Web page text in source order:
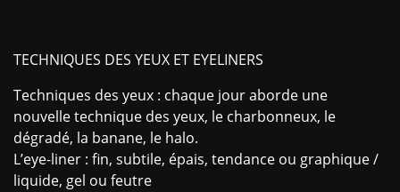
TECHNIQUES DES YEUX ET EYELINERS
Techniques des yeux : chaque jour aborde une
nouvelle technique des yeux, le charbonneux, le
dégradé, la banane, le halo.
L’eye-liner : fin, subtile, épais, tendance ou graphique /
liquide, gel ou feutre